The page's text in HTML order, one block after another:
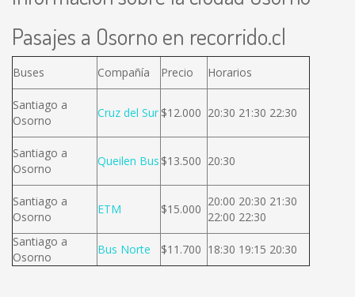
Pasajes a Osorno en recorrido.cl
Buses Compañía Precio Horarios
Santiago a
Osorno
Cruz del Sur $12.000 20:30 21:30 22:30
Santiago a
Osorno
Queilen Bus $13.500 20:30
Santiago a
Osorno
ETM $15.000
20:00 20:30 21:30
22:00 22:30
Santiago a
Osorno
Bus Norte $11.700 18:30 19:15 20:30